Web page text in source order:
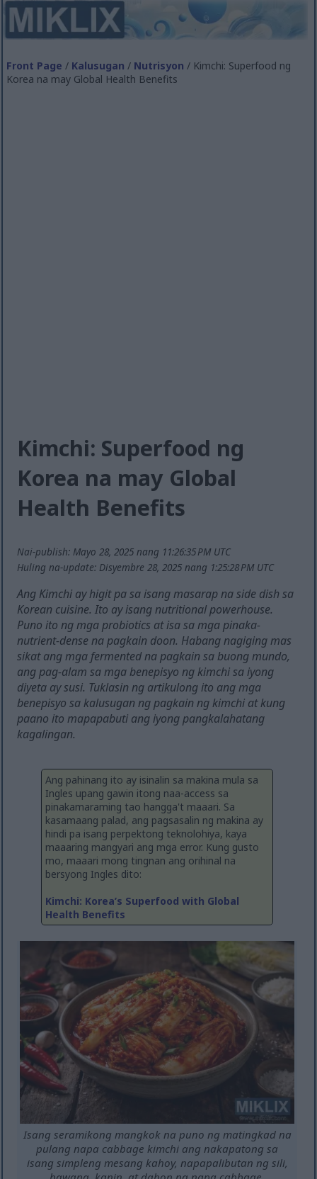
Front Page / Kalusugan / Nutrisyon / Kimchi: Superfood ng
Korea na may Global Health Benefits
Kimchi: Superfood ng
Korea na may Global
Health Benefits
Nai-publish: Mayo 28, 2025 nang 11:26:35 PM UTC
Huling na-update: Disyembre 28, 2025 nang 1:25:28 PM UTC
Ang Kimchi ay higit pa sa isang masarap na side dish sa
Korean cuisine. Ito ay isang nutritional powerhouse.
Puno ito ng mga probiotics at isa sa mga pinaka-
nutrient-dense na pagkain doon. Habang nagiging mas
sikat ang mga fermented na pagkain sa buong mundo,
ang pag-alam sa mga benepisyo ng kimchi sa iyong
diyeta ay susi. Tuklasin ng artikulong ito ang mga
benepisyo sa kalusugan ng pagkain ng kimchi at kung
paano ito mapapabuti ang iyong pangkalahatang
kagalingan.
Ang pahinang ito ay isinalin sa makina mula sa
Ingles upang gawin itong naa-access sa
pinakamaraming tao hangga't maaari. Sa
kasamaang palad, ang pagsasalin ng makina ay
hindi pa isang perpektong teknolohiya, kaya
maaaring mangyari ang mga error. Kung gusto
mo, maaari mong tingnan ang orihinal na
bersyong Ingles dito:
Kimchi: Korea’s Superfood with Global
Health Benefits
Isang seramikong mangkok na puno ng matingkad na
pulang napa cabbage kimchi ang nakapatong sa
isang simpleng mesang kahoy, napapalibutan ng sili,